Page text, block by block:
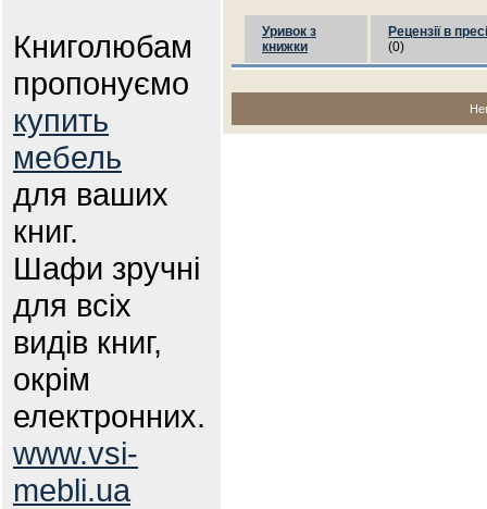
Книголюбам
пропонуємо
купить
мебель
для ваших
книг.
Шафи зручні
для всіх
видів книг,
окрім
електронних.
www.vsi-
mebli.ua
Уривок з
книжки
Рецензії в пресі
(0)